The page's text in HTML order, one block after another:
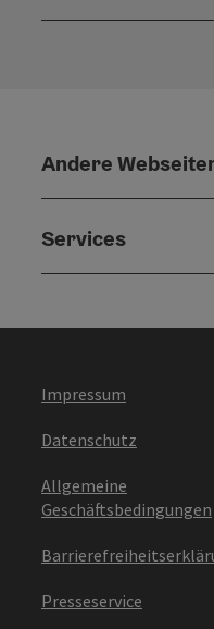
Andere
Services
Impressum
Datenschutz
Allgemeine
Geschäftsbedingungen
Presseservice